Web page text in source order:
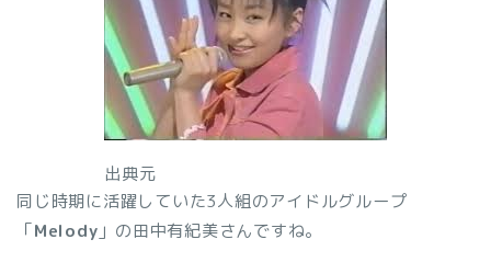
出典元
同じ時期に活躍していた3人組のアイドルグループ
「Melody 」の田中有紀美さんですね。